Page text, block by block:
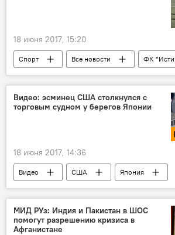
18 июня 2017, 15:20
Спорт Все новости
ФК
Таджикистан
Видео: эсминец США столкнулся с
торговым судном у берегов Японии
18 июня 2017, 14:36
Видео США Япония
МИД РУз: Индия и Пакистан в ШОС
помогут разрешению кризиса в
Афганистане